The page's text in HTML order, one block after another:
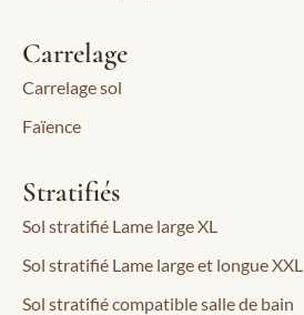
Carrelage
Carrelage sol
Faïence
Stratifiés
Sol stratifié Lame large XL
Sol stratifié Lame large et longue XXL
Sol stratifié compatible salle de bain